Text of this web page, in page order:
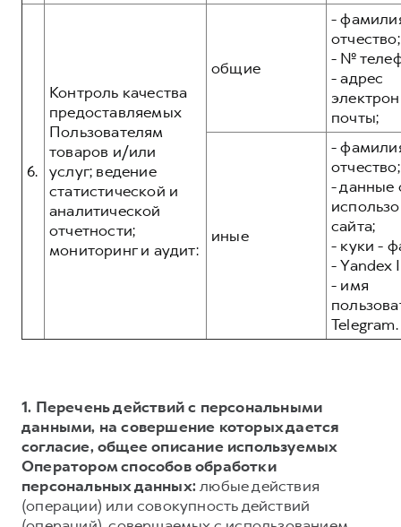
6.
Контроль качества
предоставляемых
Пользователям
товаров и/или
услуг; ведение
статистической и
аналитической
отчетности;
мониторинг и аудит:
общие
-
отчество;
- №
- адрес
почты;
иные
-
отчество;
- данные
сайта;
- куки -
- Yandex
- имя
Telegram.
1. Перечень действий с персональными
данными, на совершение которых дается
согласие, общее описание используемых
Оператором способов обработки
персональных данных:любые действия
(операции) или совокупность действий